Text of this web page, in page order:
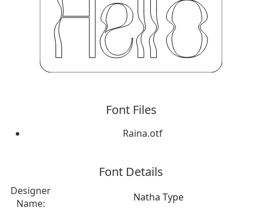
Font Files
Raina.otf
Font Details
Designer
Name:
Natha Type